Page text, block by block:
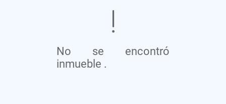
No se encontró
inmueble .